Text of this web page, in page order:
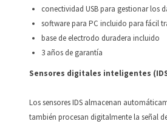
conectividad USB para gestionar los
software para PC incluido para fácil
base de electrodo duradera incluido
3 años de garantía
Sensores digitales inteligentes
Los sensores IDS almacenan
también procesan digitalmente la señal